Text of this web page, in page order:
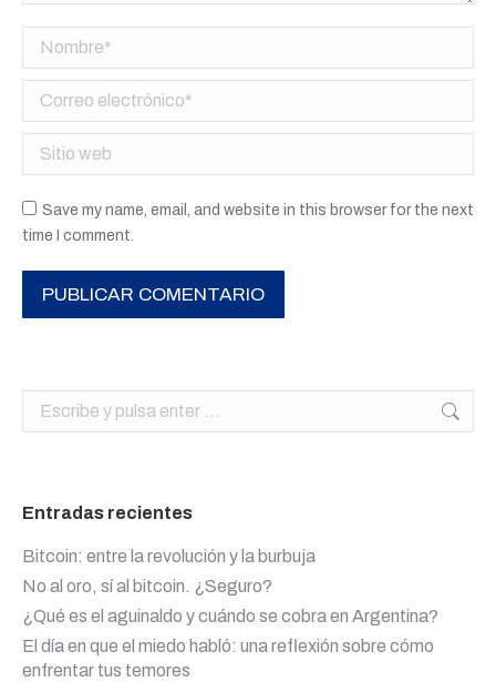
Nombre *
Correo electrónico *
Sitio web
Save my name, email, and website in this browser for the next
time I comment.
PUBLICAR COMENTARIO
Buscar:
Entradas recientes
Bitcoin: entre la revolución y la burbuja
No al oro, sí al bitcoin. ¿Seguro?
¿Qué es el aguinaldo y cuándo se cobra en Argentina?
El día en que el miedo habló: una reflexión sobre cómo
enfrentar tus temores